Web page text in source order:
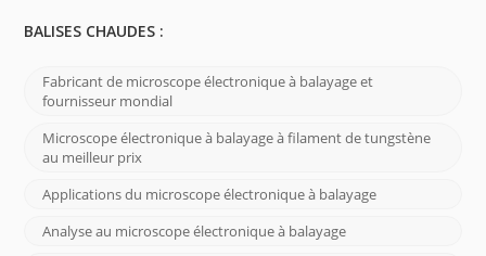
BALISES CHAUDES :
Fabricant de microscope électronique à balayage et
fournisseur mondial
Microscope électronique à balayage à filament de tungstène
au meilleur prix
Applications du microscope électronique à balayage
Analyse au microscope électronique à balayage